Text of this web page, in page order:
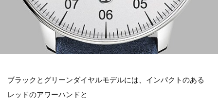
ブラックとグリーンダイヤルモデルには、インパクトのある
レッドのアワーハンドと